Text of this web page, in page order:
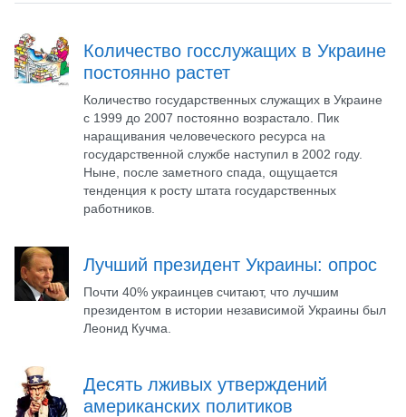
Количество госслужащих в Украине
постоянно растет
Количество государственных служащих в Украине
с 1999 до 2007 постоянно возрастало. Пик
наращивания человеческого ресурса на
государственной службе наступил в 2002 году.
Ныне, после заметного спада, ощущается
тенденция к росту штата государственных
работников.
Лучший президент Украины: опрос
Почти 40% украинцев считают, что лучшим
президентом в истории независимой Украины был
Леонид Кучма.
Десять лживых утверждений
американских политиков